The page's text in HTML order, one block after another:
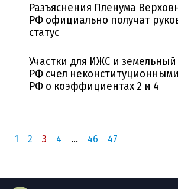
Разъяснения Пленума
РФ официально получат
статус
Участки для ИЖС и земельный
РФ счел
РФ о коэффициентах 2 и 4
1 2 3 4 ... 46 47